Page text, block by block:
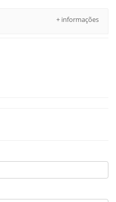
+ informações